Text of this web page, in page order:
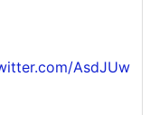
AsdJUw